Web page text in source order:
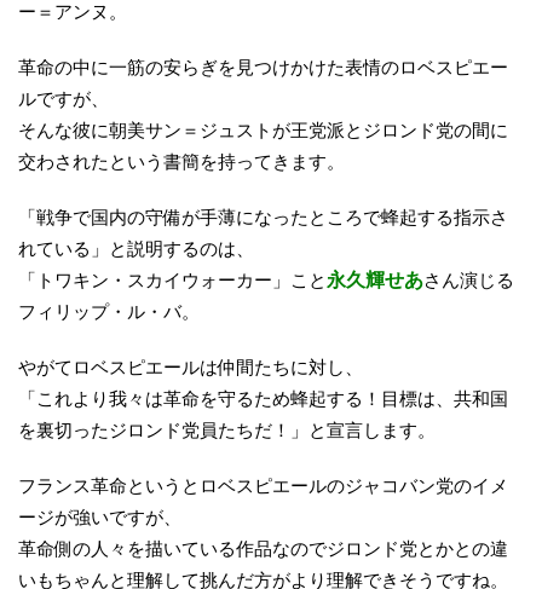
ー＝アンヌ。
革命の中に一筋の安らぎを見つけかけた表情のロベスピエー
ルですが、
そんな彼に朝美サン＝ジュストが王党派とジロンド党の間に
交わされたという書簡を持ってきます。
「戦争で国内の守備が手薄になったところで蜂起する指示さ
れている」と説明するのは、
「トワキン・スカイウォーカー」こと 永久輝せあさん演じる
フィリップ・ル・バ。
やがてロベスピエールは仲間たちに対し、
「これより我々は革命を守るため蜂起する！目標は、共和国
を裏切ったジロンド党員たちだ！」と宣言します。
フランス革命というとロベスピエールのジャコバン党のイメ
ージが強いですが、
革命側の人々を描いている作品なのでジロンド党とかとの違
いもちゃんと理解して挑んだ方がより理解できそうですね。